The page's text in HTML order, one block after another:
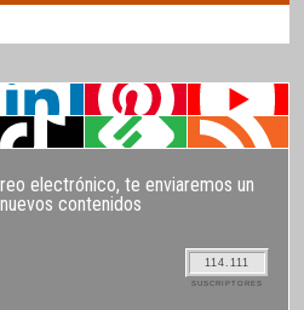
electrónico, te enviaremos un
contenidos
114.111
SUSCRIPTORES